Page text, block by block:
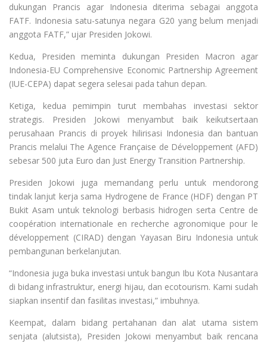
dukungan Prancis agar Indonesia diterima sebagai anggota
FATF. Indonesia satu-satunya negara G20 yang belum menjadi
anggota FATF,” ujar Presiden Jokowi.
Kedua, Presiden meminta dukungan Presiden Macron agar
Indonesia-EU Comprehensive Economic Partnership Agreement
(IUE-CEPA) dapat segera selesai pada tahun depan.
Ketiga, kedua pemimpin turut membahas investasi sektor
strategis. Presiden Jokowi menyambut baik keikutsertaan
perusahaan Prancis di proyek hilirisasi Indonesia dan bantuan
Prancis melalui The Agence Française de Développement (AFD)
sebesar 500 juta Euro dan Just Energy Transition Partnership.
Presiden Jokowi juga memandang perlu untuk mendorong
tindak lanjut kerja sama Hydrogene de France (HDF) dengan PT
Bukit Asam untuk teknologi berbasis hidrogen serta Centre de
coopération internationale en recherche agronomique pour le
développement (CIRAD) dengan Yayasan Biru Indonesia untuk
pembangunan berkelanjutan.
“Indonesia juga buka investasi untuk bangun Ibu Kota Nusantara
di bidang infrastruktur, energi hijau, dan ecotourism. Kami sudah
siapkan insentif dan fasilitas investasi,” imbuhnya.
Keempat, dalam bidang pertahanan dan alat utama sistem
senjata (alutsista), Presiden Jokowi menyambut baik rencana